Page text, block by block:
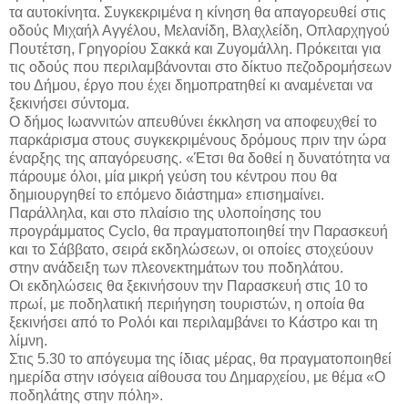
τα αυτοκίνητα. Συγκεκριμένα η κίνηση θα απαγορευθεί στις
οδούς Μιχαήλ Αγγέλου, Μελανίδη, Βλαχλείδη, Οπλαρχηγού
Πουτέτση, Γρηγορίου Σακκά και Ζυγομάλλη. Πρόκειται για
τις οδούς που περιλαμβάνονται στο δίκτυο πεζοδρομήσεων
του Δήμου, έργο που έχει δημοπρατηθεί κι αναμένεται να
ξεκινήσει σύντομα.
Ο δήμος Ιωαννιτών απευθύνει έκκληση να αποφευχθεί το
παρκάρισμα στους συγκεκριμένους δρόμους πριν την ώρα
έναρξης της απαγόρευσης. «Έτσι θα δοθεί η δυνατότητα να
πάρουμε όλοι, μία μικρή γεύση του κέντρου που θα
δημιουργηθεί το επόμενο διάστημα» επισημαίνει.
Παράλληλα, και στο πλαίσιο της υλοποίησης του
προγράμματος Cyclo, θα πραγματοποιηθεί την Παρασκευή
και το Σάββατο, σειρά εκδηλώσεων, οι οποίες στοχεύουν
στην ανάδειξη των πλεονεκτημάτων του ποδηλάτου.
Οι εκδηλώσεις θα ξεκινήσουν την Παρασκευή στις 10 το
πρωί, με ποδηλατική περιήγηση τουριστών, η οποία θα
ξεκινήσει από το Ρολόι και περιλαμβάνει το Κάστρο και τη
λίμνη.
Στις 5.30 το απόγευμα της ίδιας μέρας, θα πραγματοποιηθεί
ημερίδα στην ισόγεια αίθουσα του Δημαρχείου, με θέμα «Ο
ποδηλάτης στην πόλη».